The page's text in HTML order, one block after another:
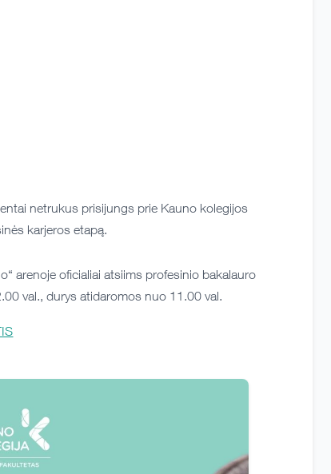
netrukus prisijungs prie Kauno kolegijos
karjeros etapą.
arenoje oficialiai atsiims profesinio bakalauro
val., durys atidaromos nuo 11.00 val.